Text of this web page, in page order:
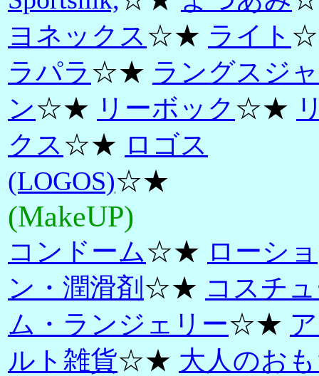
ヨネックス☆★ ライト
ラパラ ☆★ ラングスジ
ン☆★ リーボック ☆★
クス☆★ ロゴス
(LOGOS)☆★
(MakeUP)
コンドーム☆★ ローショ
ン・潤滑剤 ☆★ コスチ
ム・ランジェリー☆★
ルト雑貨☆★ 大人のお